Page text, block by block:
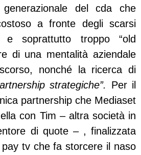
del cda che
a fronte degli scarsi
e soprattutto troppo “old
di una mentalità aziendale
nonché la ricerca di
strategiche”. Per il
partnership che Mediaset
con Tim – altra società in
di quote – , finalizzata
pay tv che fa storcere il naso